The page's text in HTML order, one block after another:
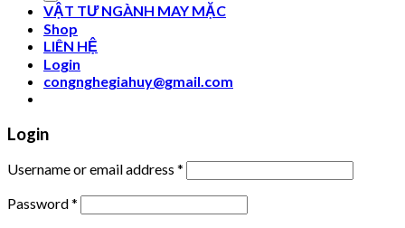
VẬT TƯ NGÀNH MAY MẶC
Shop
LIÊN HỆ
Login
congnghegiahuy@gmail.com
Login
Username or email address *
Password*